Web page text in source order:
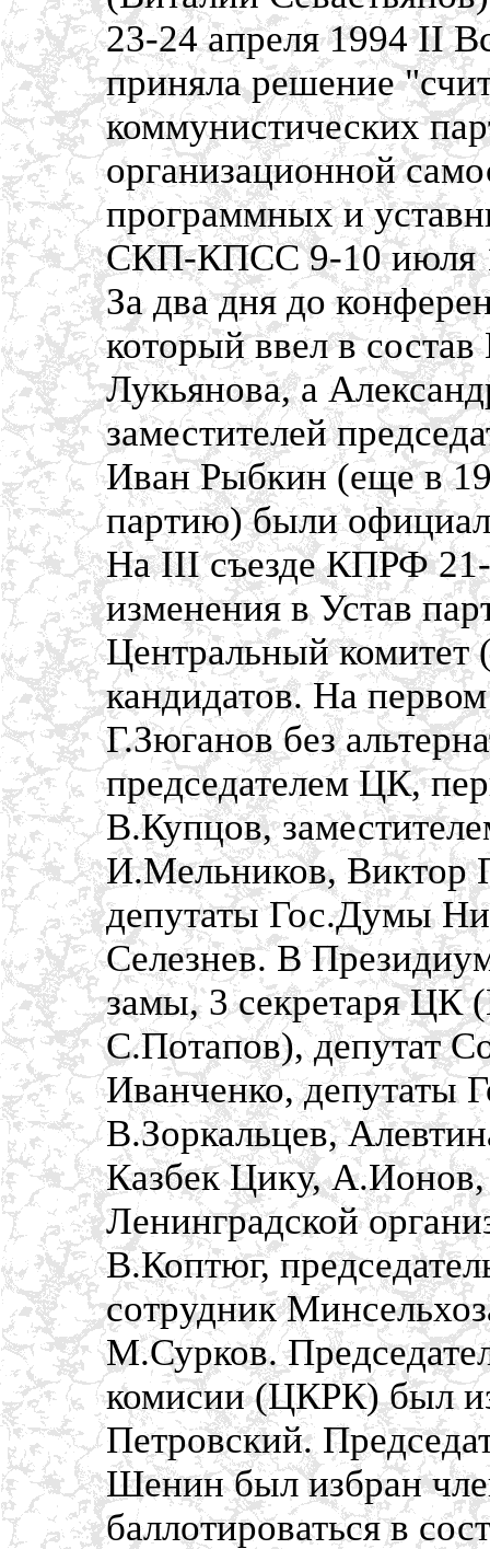
23-24 апреля 1994 II
приняла решение
коммунистических
организационной
программных и
СКП-КПСС 9-10 июля
За два дня до
который ввел в
Лукьянова, а
заместителей
Иван Рыбкин (еще в
партию) были
На III съезде КПРФ
изменения в Устав
Центральный
кандидатов. На
Г.Зюганов без
председателем ЦК,
В.Купцов,
И.Мельников, Виктор
депутаты Гос.Думы
Селезнев. В
замы, 3 секретаря
С.Потапов), депутат
Иванченко, депутаты
В.Зоркальцев,
Казбек Цику, А.Ионов,
Ленинградской
В.Коптюг,
сотрудник
М.Сурков.
комисии (ЦКРК) был
Петровский.
Шенин был избран
баллотироваться в